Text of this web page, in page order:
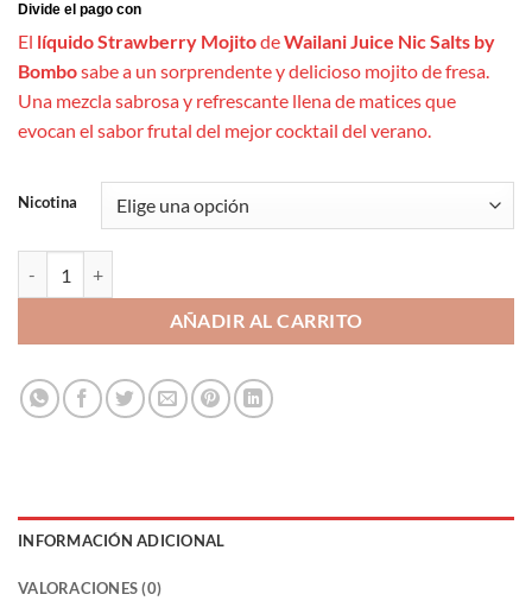
desde
6,80 €
hasta
7,40 €
El líquido Strawberry MojitodeWailani Juice Nic Salts by
Bombosabe a un sorprendente y delicioso mojito de fresa.
Una mezcla sabrosa y refrescante llena de matices que
evocan el sabor frutal del mejor cocktail del verano.
Nicotina
AÑADIR AL CARRITO
INFORMACIÓN ADICIONAL
VALORACIONES (0)